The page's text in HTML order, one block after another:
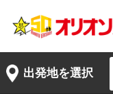
出発地を選択